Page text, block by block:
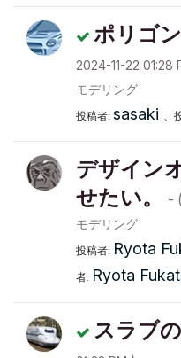
ポリゴ
‎2024-11-22 01:28
モデリング
投稿者: sasaki 、
デザイン
せたい。
- (
モデリング
投稿者: Ryota
者: Ryota
スラブ